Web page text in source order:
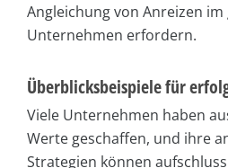
Angleichung von Anreizen im
Unternehmen erfordern.
Überblicksbeispiele für
Viele Unternehmen haben
Werte geschaffen, und ihre
Strategien können